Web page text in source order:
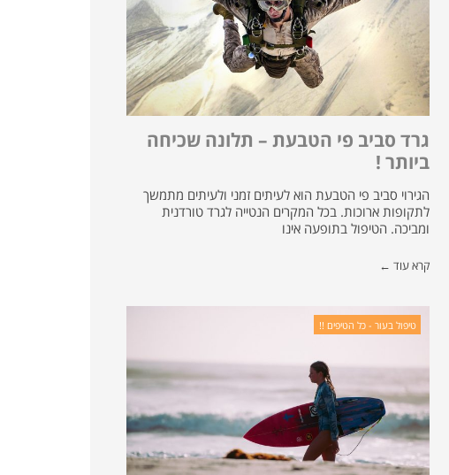
גרד סביב פי הטבעת – תלונה שכיחה
ביותר !
הגירוי סביב פי הטבעת הוא לעיתים זמני ולעיתים מתמשך
לתקופות ארוכות. בכל המקרים הנטייה לגרד טורדנית
ומביכה. הטיפול בתופעה אינו
קרא עוד ←
טיפול בעור - כל הטיפים !!